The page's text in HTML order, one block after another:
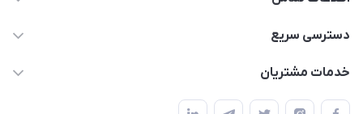
09106753413
دسترسی سریع
حساب کاربری
خدمات مشتریان
قوانین و مقررات